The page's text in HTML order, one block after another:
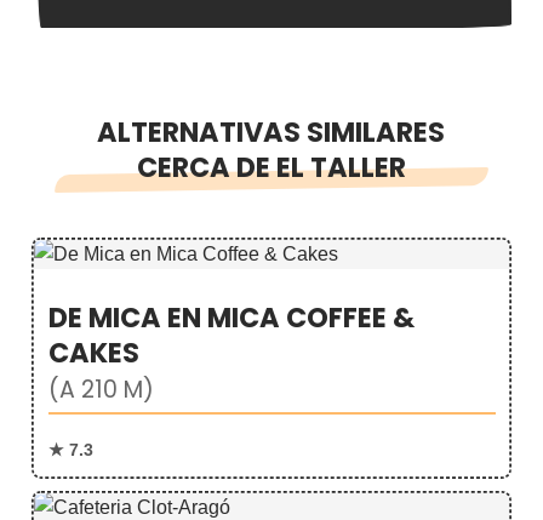
ALTERNATIVAS SIMILARES
CERCA DE EL TALLER
DE MICA EN MICA COFFEE &
CAKES
(A 210 M)
★ 7.3